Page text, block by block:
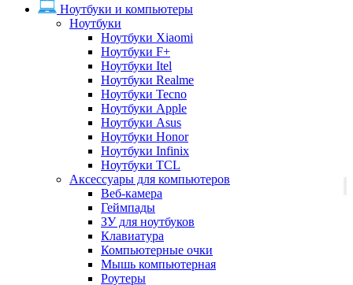
Ноутбуки и компьютеры
Ноутбуки
Ноутбуки Xiaomi
Ноутбуки F+
Ноутбуки Itel
Ноутбуки Realme
Ноутбуки Tecno
Ноутбуки Apple
Ноутбуки Asus
Ноутбуки Honor
Ноутбуки Infinix
Ноутбуки TCL
Аксессуары для компьютеров
Веб-камера
Геймпады
ЗУ для ноутбуков
Клавиатура
Компьютерные очки
Мышь компьютерная
Роутеры